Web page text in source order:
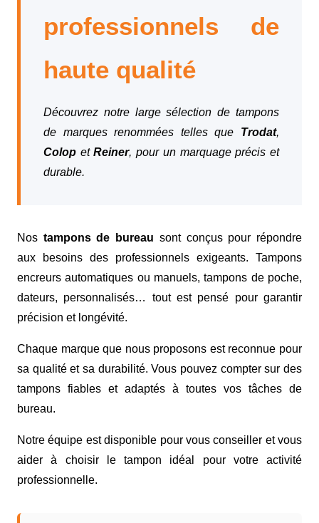
professionnels de
haute qualité
Découvrez notre large sélection de tampons
de marques renommées telles que Trodat,
Colop etReiner, pour un marquage précis et
durable.
Nos tampons de bureau sont conçus pour répondre
aux besoins des professionnels exigeants. Tampons
encreurs automatiques ou manuels, tampons de poche,
dateurs, personnalisés… tout est pensé pour garantir
précision et longévité.
Chaque marque que nous proposons est reconnue pour
sa qualité et sa durabilité. Vous pouvez compter sur des
tampons fiables et adaptés à toutes vos tâches de
bureau.
Notre équipe est disponible pour vous conseiller et vous
aider à choisir le tampon idéal pour votre activité
professionnelle.